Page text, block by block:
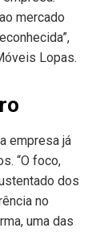
mercado
Lopas.
empresa já
“O foco,
dos
no
uma das